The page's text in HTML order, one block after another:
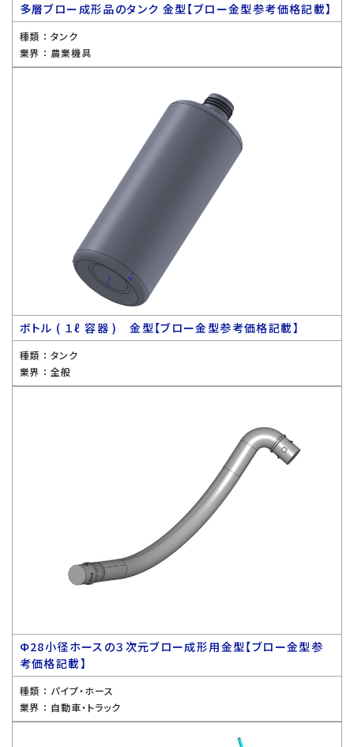
多層ブロー成形品のタンク 金型【ブロー金型参考価格記載】
種類 ： タンク
業界 ： 農業機具
ボトル ( １ℓ 容器 ) 金型【ブロー金型参考価格記載】
種類 ： タンク
業界 ： 全般
Ф28小径ホースの３次元ブロー成形用金型【ブロー金型参
考価格記載】
種類 ： パイプ・ホース
業界 ： 自動車・トラック